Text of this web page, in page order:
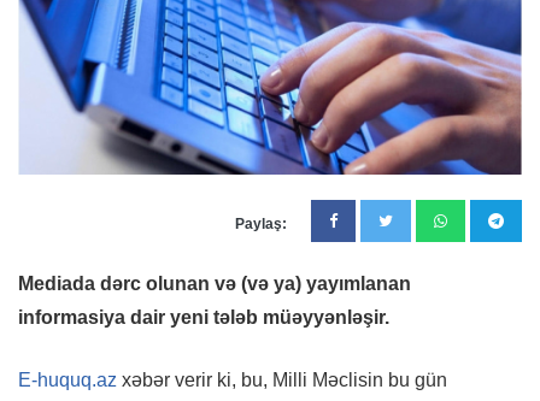
Paylaş:
Mediada dərc olunan və (və ya) yayımlanan
informasiya dair yeni tələb müəyyənləşir.
E-huquq.az xəbər verir ki, bu, Milli Məclisin bu gün